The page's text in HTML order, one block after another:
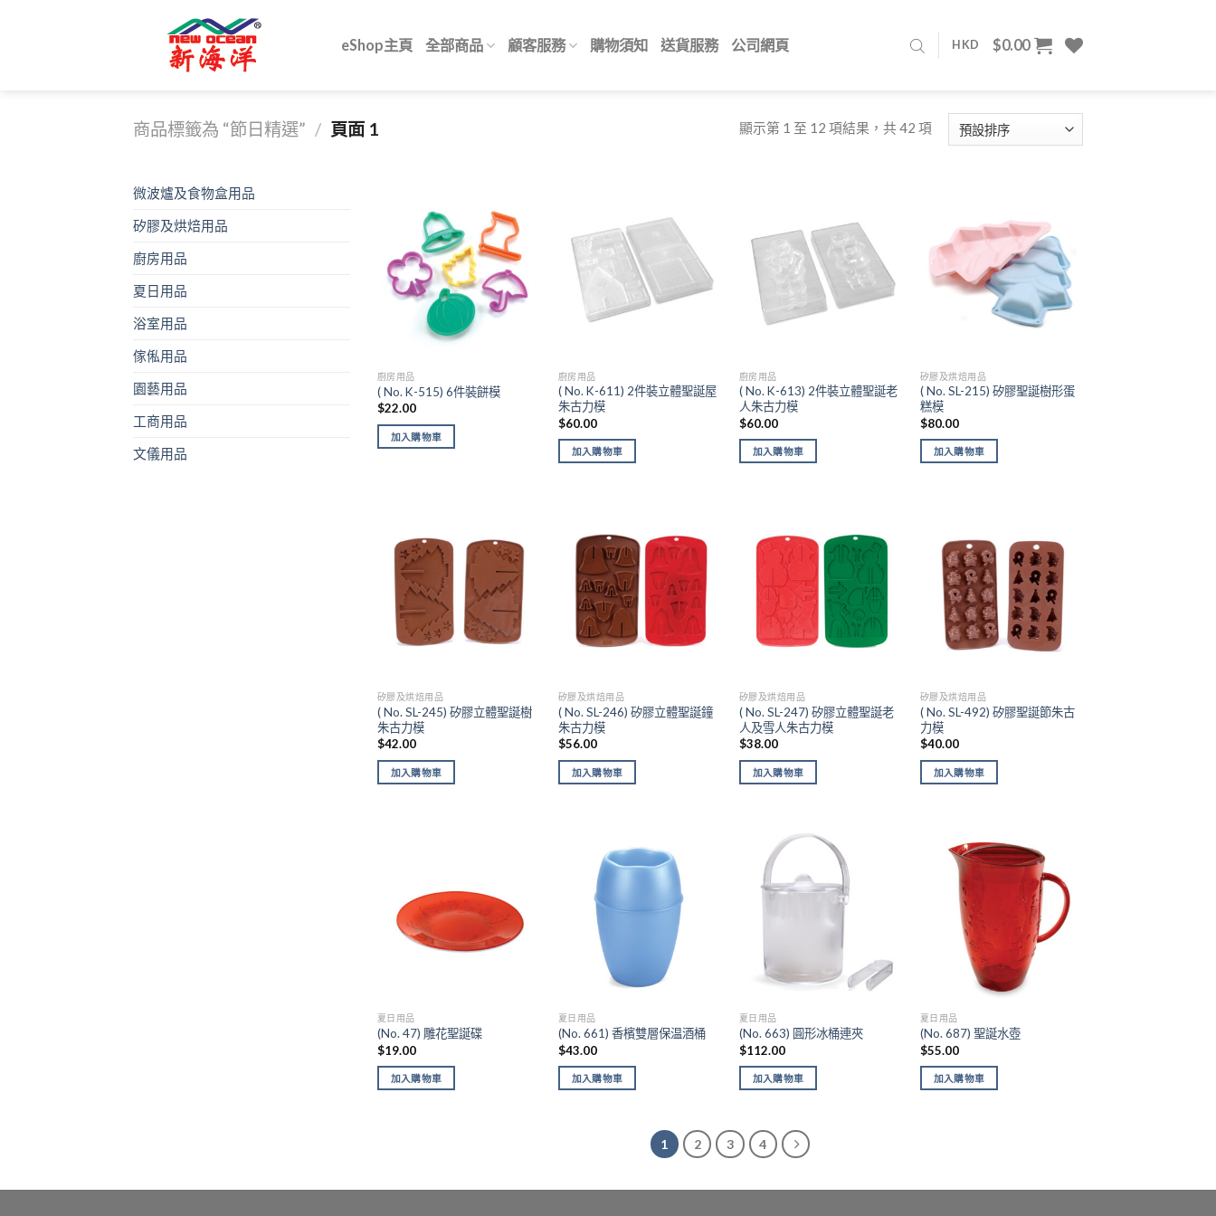
eShop主頁 全部商品 顧客服務 購物須知 送貨服務 公司網頁 HKD $0.00
商品標籤為 “節日精選” / 頁面 1 顯示第 1 至 12 項結果，共 42 項
微波爐及食物盒用品
矽膠及烘焙用品
廚房用品
夏日用品
浴室用品
傢俬用品
園藝用品
工商用品
文儀用品
Add to
wishlist
廚房用品
( No. K-515) 6件裝餅模
$22.00
加入購物車
Add to
wishlist
廚房用品
( No. K-611) 2件裝立體聖誕屋
朱古力模
$60.00
加入購物車
Add to
wishlist
廚房用品
( No. K-613) 2件裝立體聖誕老
人朱古力模
$60.00
加入購物車
Add to
wishlist
矽膠及烘焙用品
( No. SL-215) 矽膠聖誕樹形蛋
糕模
$80.00
加入購物車
Add to
wishlist
矽膠及烘焙用品
( No. SL-245) 矽膠立體聖誕樹
朱古力模
$42.00
加入購物車
Add to
wishlist
矽膠及烘焙用品
( No. SL-246) 矽膠立體聖誕鐘
朱古力模
$56.00
加入購物車
Add to
矽膠及烘焙用品
( No. SL-247) 矽膠立體聖誕老
人及雪人朱古力模
$38.00
加入購物車
Add to
wishlist
矽膠及烘焙用品
( No. SL-492) 矽膠聖誕節朱古
力模
$40.00
加入購物車
夏日用品
(No. 47) 雕花聖誕碟
$19.00
加入購物車
Add to
wishlist
夏日用品
(No. 661) 香檳雙層保温酒桶
$43.00
加入購物車
夏日用品
(No. 663) 圓形冰桶連夾
$112.00
加入購物車
Add to
wishlist
夏日用品
(No. 687) 聖誕水壺
$55.00
加入購物車
1 2 3 4